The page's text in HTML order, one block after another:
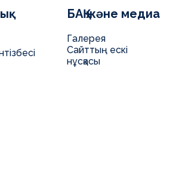
БАҚ және медиа
Галерея
Сайттың ескі
нұсқасы